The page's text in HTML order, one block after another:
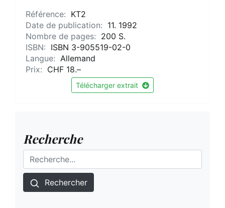
Référence: KT2
Date de publication: 11. 1992
Nombre de pages: 200 S.
ISBN: ISBN 3-905519-02-0
Langue: Allemand
Prix: CHF 18.–
Télécharger extrait
Recherche
Rechercher